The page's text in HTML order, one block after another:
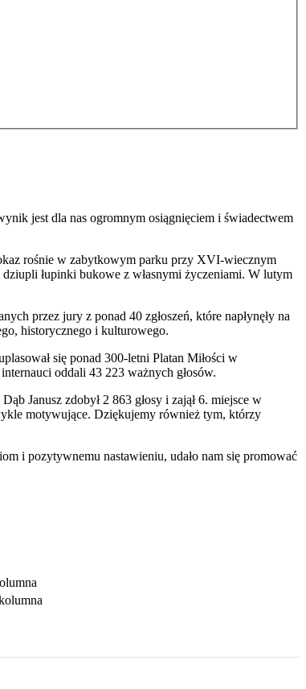
jest dla nas ogromnym osiągnięciem i świadectwem
rośnie w zabytkowym parku przy XVI-wiecznym
łupinki bukowe z własnymi życzeniami. W lutym
przez jury z ponad 40 zgłoszeń, które napłynęły na
historycznego i kulturowego.
się ponad 300-letni Platan Miłości w
oddali 43 223 ważnych głosów.
Janusz zdobył 2 863 głosy i zajął 6. miejsce w
motywujące. Dziękujemy również tym, którzy
i pozytywnemu nastawieniu, udało nam się promować